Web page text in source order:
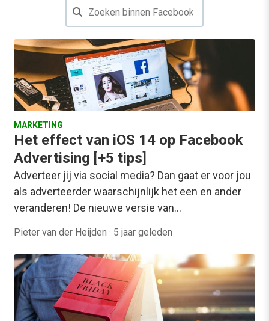
MARKETING
Het effect van iOS 14 op Facebook
Advertising [+5 tips]
Adverteer jij via social media? Dan gaat er voor jou
als adverteerder waarschijnlijk het een en ander
veranderen! De nieuwe versie van…
Pieter van der Heijden · 5 jaar geleden